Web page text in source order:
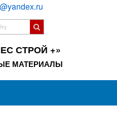
СТРОЙ +»
МАТЕРИАЛЫ